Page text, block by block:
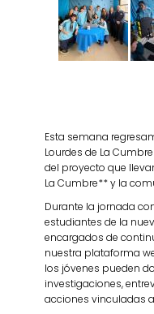
Esta semana
Lourdes de La
del proyecto que
La Cumbre** y la
Durante la jornada
estudiantes de la
encargados de
nuestra plataforma
los jóvenes pueden
investigaciones,
acciones vinculadas